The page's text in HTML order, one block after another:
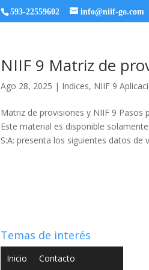
593-22559602 info@niif-go.com
NIIF 9 Matriz de
Ago 28, 2025 | Indices, NIIF 9
Matriz de provisiones y NIIF 9 Pasos
Este material es disponible
S:A: presenta los siguientes datos de
Temas de interés
Inicio Contacto